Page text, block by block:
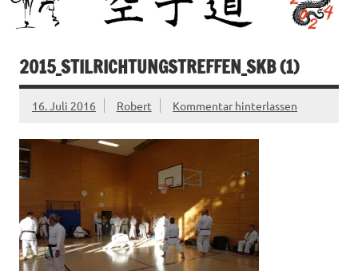
2015_STILRICHTUNGSTREFFEN_SKB (1)
16. Juli 2016 Robert Kommentar hinterlassen